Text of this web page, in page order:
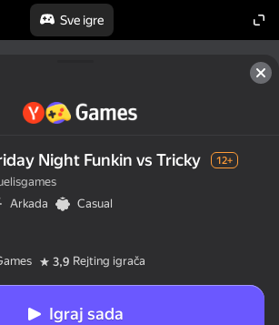
Sve igre
Night Funkin vs Tricky 12+
Arkada
Casual
3,9 Rejting igrača
Igraj sada